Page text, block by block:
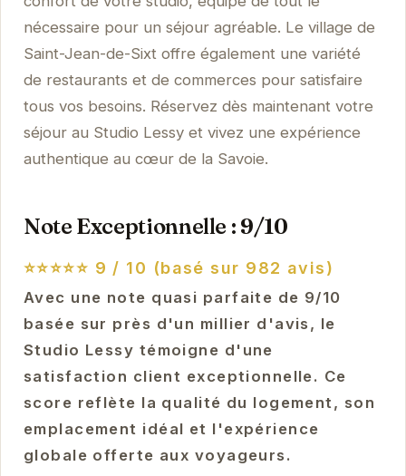
nécessaire pour un séjour agréable. Le village de
Saint-Jean-de-Sixt offre également une variété
de restaurants et de commerces pour satisfaire
tous vos besoins. Réservez dès maintenant votre
séjour au Studio Lessy et vivez une expérience
authentique au cœur de la Savoie.
Note Exceptionnelle : 9/10
⭐⭐⭐⭐⭐ 9 / 10 (basé sur 982 avis)
Avec une note quasi parfaite de 9/10
basée sur près d'un millier d'avis, le
Studio Lessy témoigne d'une
satisfaction client exceptionnelle. Ce
score reflète la qualité du logement, son
emplacement idéal et l'expérience
globale offerte aux voyageurs.